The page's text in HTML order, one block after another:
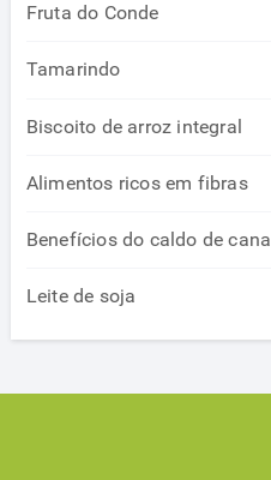
Fruta do Conde
Tamarindo
Biscoito de arroz integral
Alimentos ricos em fibras
Benefícios do caldo de cana
Leite de soja